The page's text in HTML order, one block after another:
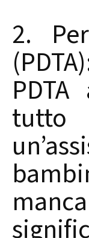
2.
tutto